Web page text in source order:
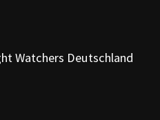
Watchers Deutschland